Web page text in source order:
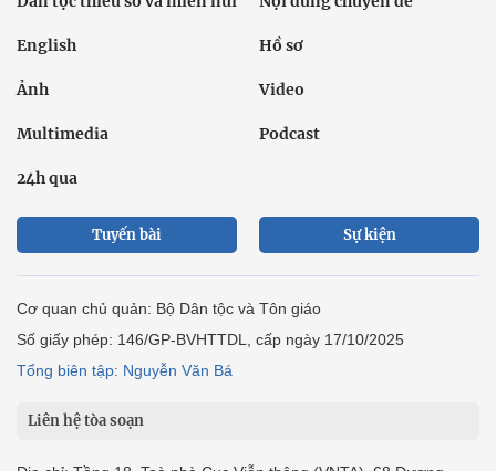
English Hồ sơ
Ảnh Video
Multimedia Podcast
24h qua
Tuyến bài Sự kiện
Cơ quan chủ quản: Bộ Dân tộc và Tôn giáo
Số giấy phép: 146/GP-BVHTTDL, cấp ngày 17/10/2025
Tổng biên tập: Nguyễn Văn Bá
Liên hệ tòa soạn